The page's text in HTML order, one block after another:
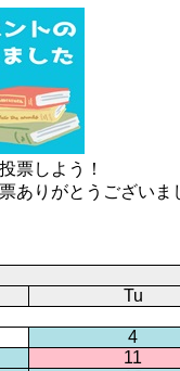
票しよう！
ありがとうございま
Tu
4
11